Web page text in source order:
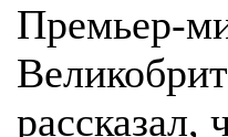
Премьер-
рассказал,